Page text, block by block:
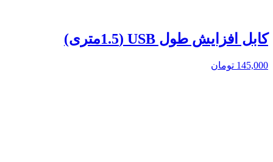
کابل افزایش طول USB (1.5متری)
145,000 تومان